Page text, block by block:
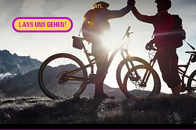
an.
LASS UNS GEHEN!